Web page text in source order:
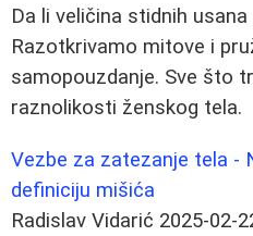
Da li veličina stidnih
Razotkrivamo mitove i
samopouzdanje. Sve što
raznolikosti ženskog tela.
Vezbe za zatezanje tela -
definiciju mišića
Radislav Vidarić 2025-02-